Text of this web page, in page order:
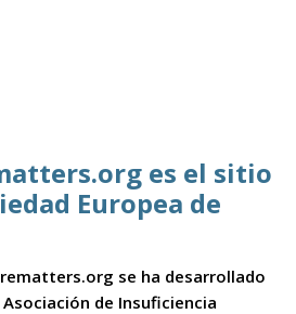
es el sitio
Europea de
se ha desarrollado
de Insuficiencia